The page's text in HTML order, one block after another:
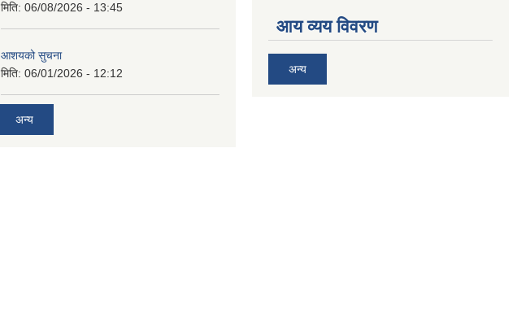
मिति: 06/08/2026 - 13:45
आशयको सुचना
मिति: 06/01/2026 - 12:12
अन्य
आय व्यय विवरण
अन्य